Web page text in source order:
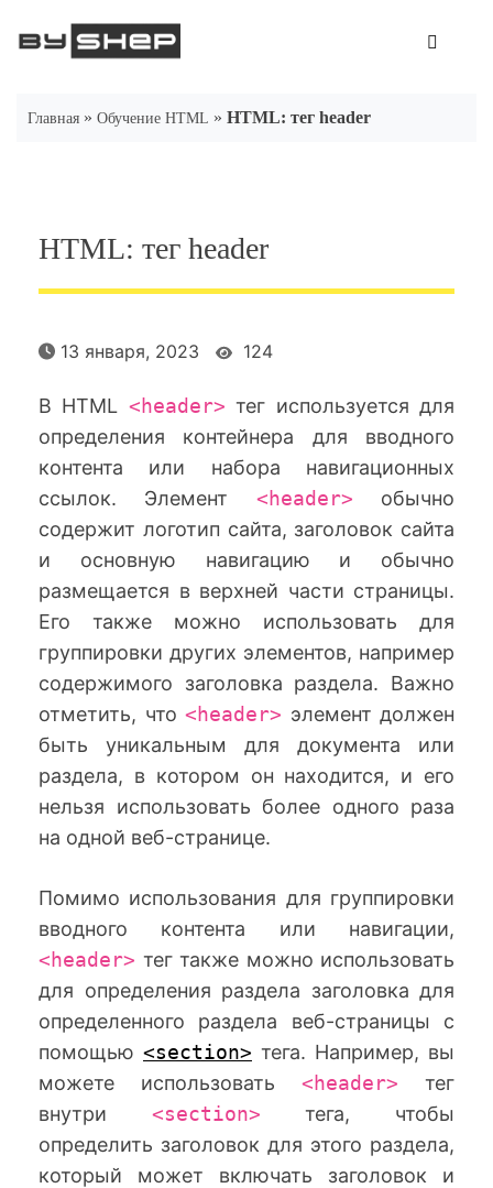
Главная » Обучение HTML » HTML: тег header
HTML: тег header
13 января, 2023 124
В HTML <header> тег используется для
определения контейнера для вводного
контента или набора навигационных
ссылок. Элемент <header> обычно
содержит логотип сайта, заголовок сайта
и основную навигацию и обычно
размещается в верхней части страницы.
Его также можно использовать для
группировки других элементов, например
содержимого заголовка раздела. Важно
отметить, что <header> элемент должен
быть уникальным для документа или
раздела, в котором он находится, и его
нельзя использовать более одного раза
на одной веб-странице.
Помимо использования для группировки
вводного контента или навигации,
<header> тег также можно использовать
для определения раздела заголовка для
определенного раздела веб-страницы с
помощью <section> тега. Например, вы
можете использовать <header> тег
внутри <section> тега, чтобы
определить заголовок для этого раздела,
который может включать заголовок и